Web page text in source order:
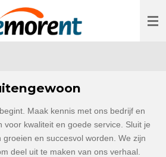
Maak kennis met ons bedrijf en
voor kwaliteit en goede service. Sluit je
en succesvol worden. We zijn
deel uit te maken van ons verhaal.